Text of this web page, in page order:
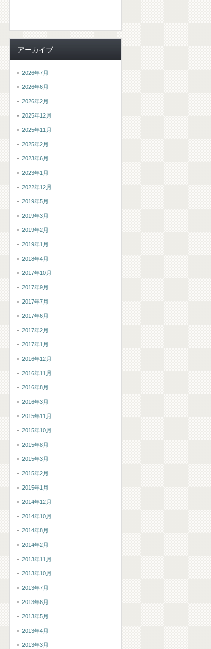
アーカイブ
2026年7月
2026年6月
2026年2月
2025年12月
2025年11月
2025年2月
2023年6月
2023年1月
2022年12月
2019年5月
2019年3月
2019年2月
2019年1月
2018年4月
2017年10月
2017年9月
2017年7月
2017年6月
2017年2月
2017年1月
2016年12月
2016年11月
2016年8月
2016年3月
2015年11月
2015年10月
2015年8月
2015年3月
2015年2月
2015年1月
2014年12月
2014年10月
2014年8月
2014年2月
2013年11月
2013年10月
2013年7月
2013年6月
2013年5月
2013年4月
2013年3月